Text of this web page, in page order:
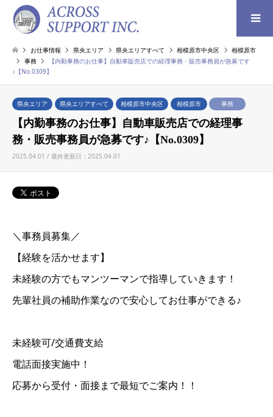
検索
お仕事情報 県央エリア 県央エリアすべて 相模原市中央区
相模原市
事務
【内勤事務のお仕事】自動車販売店での経理事務・販売事務員が急募です
♪【No.0309】
県央エリア 県央エリアすべて 相模原市中央区 相模原市 事務
【内勤事務のお仕事】自動車販売店での経理事
務・販売事務員が急募です♪【No.0309】
2025.04.01 / 最終更新日：2025.04.01
＼事務員募集／
【経験を活かせます】
未経験の方でもマンツーマンで指導していきます！
先輩社員の補助作業なので安心してお仕事ができる♪
未経験可/交通費支給
電話面接実施中！
応募から受付・面接まで最短でご案内！！